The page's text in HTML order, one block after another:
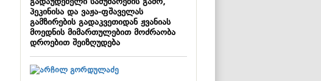
პეკინისა და ვაჟა-ფშაველას
გამზირების გადაკვეთიდან ჟვანიას
მოედნის მიმართულებით მოძრაობა
დროებით შეიზღუდება